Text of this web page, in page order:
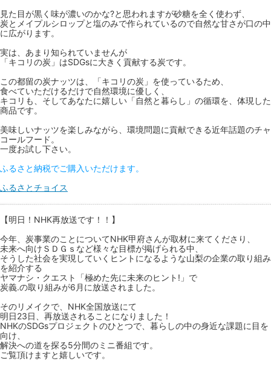
見た目が黒く味が濃いのかな?と思われますが砂糖を全く使わず、
炭とメイプルシロップと塩のみで作られているので自然な甘さが口の中
に広がります。
実は、あまり知られていませんが
「キコリの炭」はSDGsに大きく貢献する炭です。
この都留の炭ナッツは、「キコリの炭」を使っているため、
食べていただけるだけで自然環境に優しく、
キコリも、そしてあなたに嬉しい「自然と暮らし」の循環を、体現した
商品です。
美味しいナッツを楽しみながら、環境問題に貢献できる近年話題のチャ
コールフード。
一度お試し下さい。
ふるさと納税でご購入いただけます。
ふるさとチョイス
【明日！NHK再放送です！！】
今年、炭事業のことについてNHK甲府さんが取材に来てくださり、
未来へ向けＳＤＧｓなど様々な目標が掲げられる中、
そうした社会を実現していくヒントになるような山梨の企業の取り組み
を紹介する
ヤマナシ・クエスト「極めた先に未来のヒント!」で
炭義.の取り組みが6月に放送されました。
そのリメイクで、NHK全国放送にて
明日23日、再放送されることになりました！
NHKのSDGsプロジェクトのひとつで、暮らしの中の身近な課題に目を
向け、
解決への道を探る5分間のミニ番組です。
ご覧頂けますと嬉しいです。